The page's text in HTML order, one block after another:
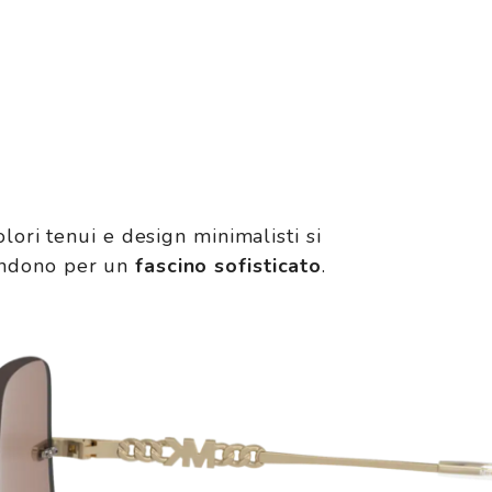
tenui e design minimalisti si
per unfascino sofisticato.